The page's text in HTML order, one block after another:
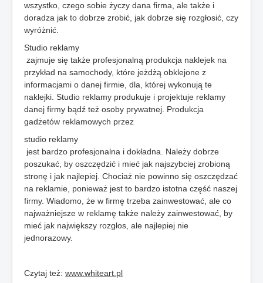
wszystko, czego sobie życzy dana firma, ale także i
doradza jak to dobrze zrobić, jak dobrze się rozgłosić, czy
wyróżnić.
Studio reklamy
zajmuje się także profesjonalną produkcja naklejek na
przykład na samochody, które jeżdżą obklejone z
informacjami o danej firmie, dla, której wykonują te
naklejki. Studio reklamy produkuje i projektuje reklamy
danej firmy bądź też osoby prywatnej. Produkcja
gadżetów reklamowych przez
studio reklamy
jest bardzo profesjonalna i dokładna. Należy dobrze
poszukać, by oszczędzić i mieć jak najszybciej zrobioną
stronę i jak najlepiej. Chociaż nie powinno się oszczędzać
na reklamie, ponieważ jest to bardzo istotna część naszej
firmy. Wiadomo, że w firmę trzeba zainwestować, ale co
najważniejsze w reklamę także należy zainwestować, by
mieć jak największy rozgłos, ale najlepiej nie
jednorazowy.
Czytaj też: www.whiteart.pl